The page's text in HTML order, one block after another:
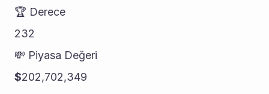
🏆 Derece
232
💸 Piyasa Değeri
$202,702,349